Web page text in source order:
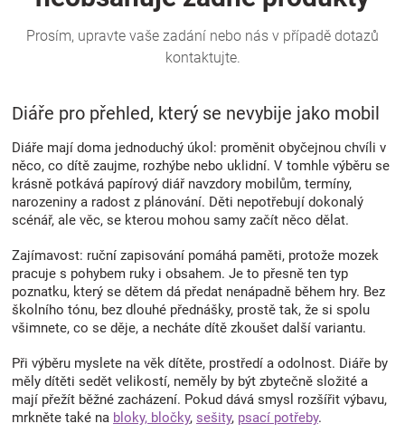
děti
oblečení
Novinky
Značky
Blog
Hračkářství
Diáře pro přehled, který se nevybije jako mobil
Diáře mají doma jednoduchý úkol: proměnit obyčejnou chvíli v
něco, co dítě zaujme, rozhýbe nebo uklidní. V tomhle výběru se
krásně potkává papírový diář navzdory mobilům, termíny,
narozeniny a radost z plánování. Děti nepotřebují dokonalý
scénář, ale věc, se kterou mohou samy začít něco dělat.
Zajímavost: ruční zapisování pomáhá paměti, protože mozek
pracuje s pohybem ruky i obsahem. Je to přesně ten typ
poznatku, který se dětem dá předat nenápadně během hry. Bez
školního tónu, bez dlouhé přednášky, prostě tak, že si spolu
všimnete, co se děje, a necháte dítě zkoušet další variantu.
Při výběru myslete na věk dítěte, prostředí a odolnost. Diáře by
měly dítěti sedět velikostí, neměly by být zbytečně složité a
mají přežít běžné zacházení. Pokud dává smysl rozšířit výbavu,
mrkněte také na bloky, bločky, sešity, psací potřeby.